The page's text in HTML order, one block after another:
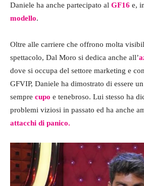
Daniele ha anche partecipato al GF16 e,
modello.
Oltre alle carriere che offrono molta
spettacolo, Dal Moro si dedica anche all’
dove si occupa del settore marketing e
GFVIP, Daniele ha dimostrato di essere
sempre cupo e tenebroso. Lui stesso ha
problemi viziosi in passato ed ha anche
attacchi di panico.